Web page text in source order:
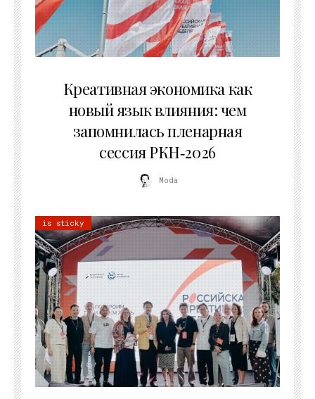
Креативная экономика как
новый язык влияния: чем
запомнилась пленарная
сессия РКН‑2026
Moda
is sticky